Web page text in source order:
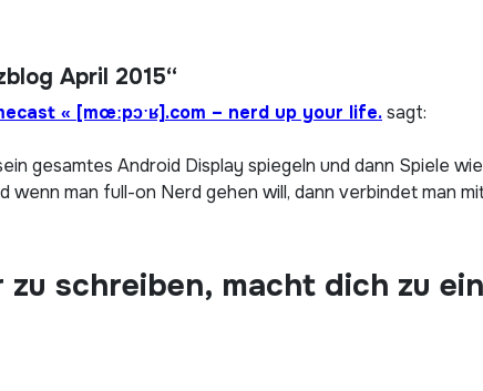
April 2015“
« [mœːpɔˑʁ].com – nerd up your life.sagt:
gesamtes Android Display spiegeln und dann Spiele
wenn man full-on Nerd gehen will, dann verbindet man
zu schreiben, macht dich zu